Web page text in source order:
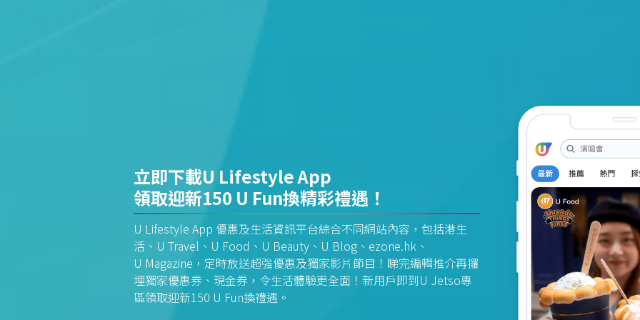
立即下載U Lifestyle App
領取迎新150 U Fun換精彩禮遇！
U Lifestyle App 優惠及生活資訊平台綜合不同網站內容，包括港生
活、U Travel、U Food、U Beauty、U Blog、ezone.hk、
U Magazine，定時放送超強優惠及獨家影片節目！睇完編輯推介再攞
埋獨家優惠券、現金券，令生活體驗更全面！新用戶即到U Jetso專
區領取迎新150 U Fun換禮遇。